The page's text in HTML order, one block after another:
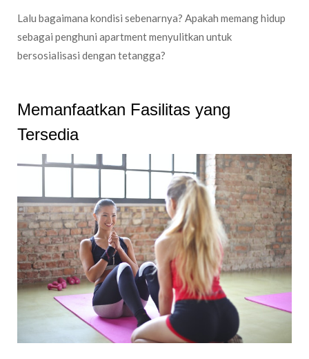
Lalu bagaimana kondisi sebenarnya? Apakah memang hidup
sebagai penghuni apartment menyulitkan untuk
bersosialisasi dengan tetangga?
Memanfaatkan Fasilitas yang
Tersedia